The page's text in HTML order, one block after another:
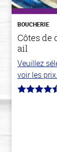
BOUCHERIE
Côtes de
ail
Veuillez
voir les prix.
4.8